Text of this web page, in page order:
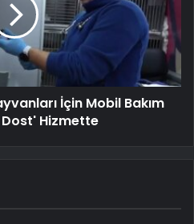
İçin Mobil Bakım
Dost' Hizmette